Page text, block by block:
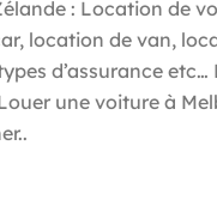
: Location de
location de van,
d’assurance
une voiture à